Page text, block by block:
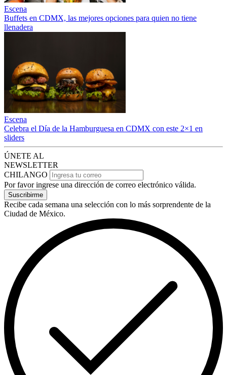
Escena
Buffets en CDMX, las mejores opciones para quien no tiene
llenadera
Escena
Celebra el Día de la Hamburguesa en CDMX con este 2×1 en
sliders
ÚNETE AL
NEWSLETTER
CHILANGO
Por favor ingrese una dirección de correo electrónico válida.
Suscribirme
Recibe cada semana una selección con lo más sorprendente de la
Ciudad de México.